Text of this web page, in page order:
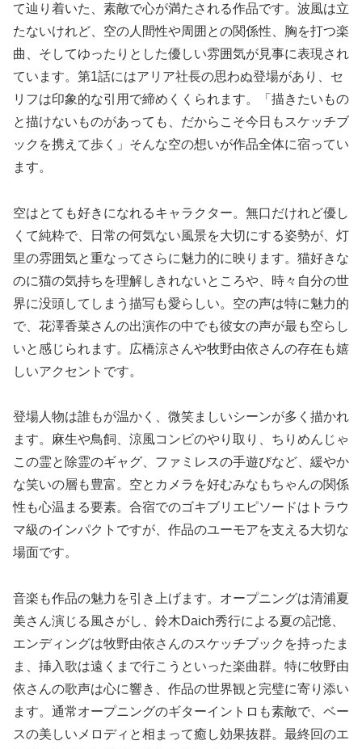
て辿り着いた、素敵で心が満たされる作品です。波風は立
たないけれど、空の人間性や周囲との関係性、胸を打つ楽
曲、そしてゆったりとした優しい雰囲気が見事に表現され
ています。第1話にはアリア社長の思わぬ登場があり、セ
リフは印象的な引用で締めくくられます。「描きたいもの
と描けないものがあっても、だからこそ今日もスケッチブ
ックを携えて歩く」そんな空の想いが作品全体に宿ってい
ます。
空はとても好きになれるキャラクター。無口だけれど優し
くて純粋で、日常の何気ない風景を大切にする姿勢が、灯
里の雰囲気と重なってさらに魅力的に映ります。猫好きな
のに猫の気持ちを理解しきれないところや、時々自分の世
界に没頭してしまう描写も愛らしい。空の声は特に魅力的
で、花澤香菜さんの出演作の中でも彼女の声が最も空らし
いと感じられます。広橋涼さんや牧野由依さんの存在も嬉
しいアクセントです。
登場人物は誰もが温かく、微笑ましいシーンが多く描かれ
ます。麻生や鳥飼、涼風コンビのやり取り、ちりめんじゃ
この霊と除霊のギャグ、ファミレスの手遊びなど、緩やか
な笑いの層も豊富。空とカメラを好むみなもちゃんの関係
性も心温まる要素。合宿でのゴキブリエピソードはトラウ
マ級のインパクトですが、作品のユーモアを支える大切な
場面です。
音楽も作品の魅力を引き上げます。オープニングは清浦夏
美さん演じる風さがし、鈴木Daich秀行による夏の記憶、
エンディングは牧野由依さんのスケッチブックを持ったま
ま、挿入歌は遠くまで行こうといった楽曲群。特に牧野由
依さんの歌声は心に響き、作品の世界観と完璧に寄り添い
ます。通常オープニングのギターイントロも素敵で、ベー
スの美しいメロディと相まって癒し効果抜群。最終回のエ